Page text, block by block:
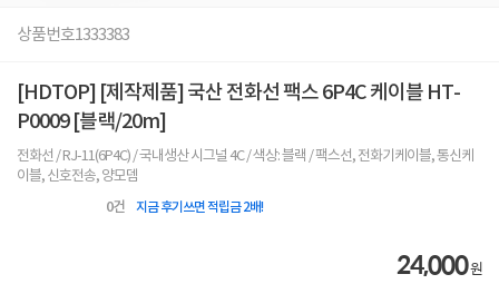
상품번호1333383
[HDTOP] [제작제품] 국산 전화선 팩스 6P4C 케이블 HT-
P0009 [블랙/20m]
전화선 / RJ-11(6P4C) / 국내생산 시그널 4C / 색상: 블랙 / 팩스선, 전화기케이블, 통신케
이블, 신호전송, 양모뎀
0건 지금 후기쓰면 적립금 2배!
24,000원